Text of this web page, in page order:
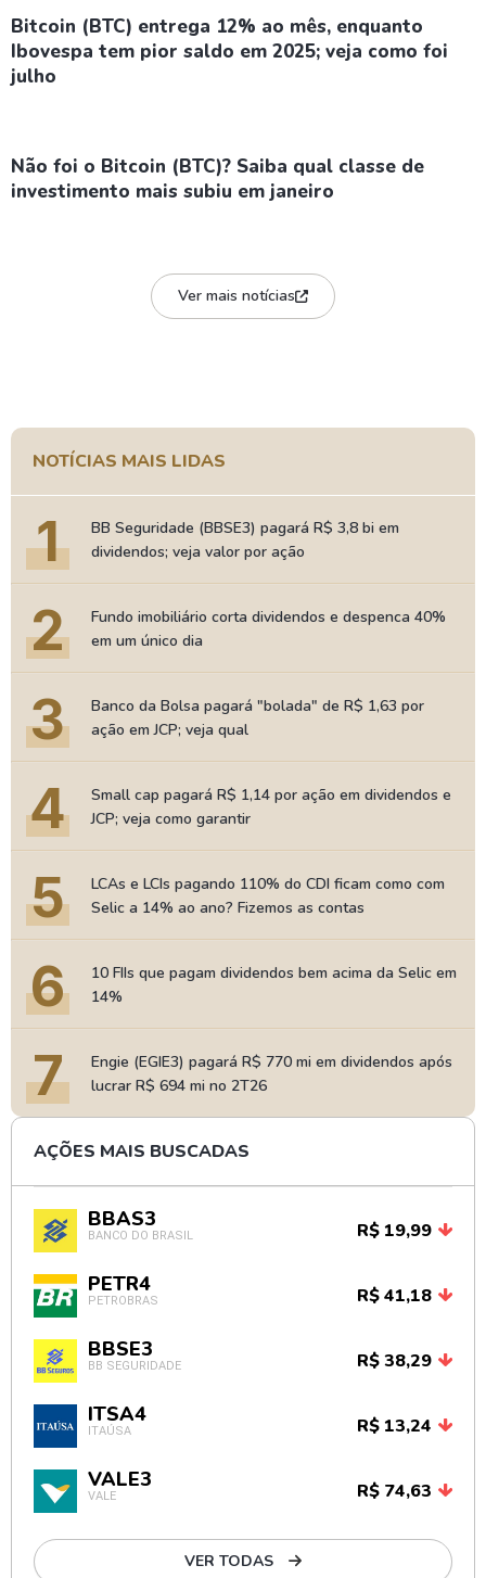
Bitcoin (BTC) entrega 12% ao mês, enquanto
Ibovespa tem pior saldo em 2025; veja como foi
julho
Não foi o Bitcoin (BTC)? Saiba qual classe de
investimento mais subiu em janeiro
Ver mais notícias
NOTÍCIAS MAIS LIDAS
1
BB Seguridade (BBSE3) pagará R$ 3,8 bi em
dividendos; veja valor por ação
2
Fundo imobiliário corta dividendos e despenca 40%
em um único dia
3
Banco da Bolsa pagará "bolada" de R$ 1,63 por
ação em JCP; veja qual
4
Small cap pagará R$ 1,14 por ação em dividendos e
JCP; veja como garantir
5
LCAs e LCIs pagando 110% do CDI ficam como com
Selic a 14% ao ano? Fizemos as contas
6
10 FIIs que pagam dividendos bem acima da Selic em
14%
7
Engie (EGIE3) pagará R$ 770 mi em dividendos após
lucrar R$ 694 mi no 2T26
AÇÕES MAIS BUSCADAS
BBAS3
BANCO DO BRASIL R$ 19,99
PETR4
PETROBRAS R$ 41,18
BBSE3
BB SEGURIDADE R$ 38,29
ITSA4
ITAÚSA R$ 13,24
VALE3
VALE R$ 74,63
VER TODAS